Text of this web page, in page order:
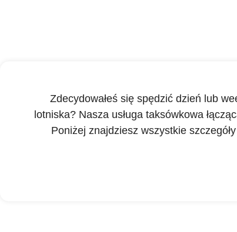
Zdecydowałeś się spędzić dzień lub
lotniska? Nasza usługa taksówkowa
Poniżej znajdziesz wszystkie